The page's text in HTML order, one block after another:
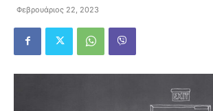
Φεβρουάριος 22, 2023